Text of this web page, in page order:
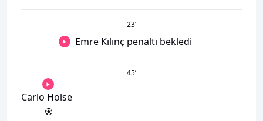
23’
Emre Kılınç penaltı bekledi
45’
Carlo Holse